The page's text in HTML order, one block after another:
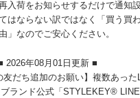
入荷をお知らせするだけで通知
はならない訳ではなく「買う買
」なのでご安心ください。
2026年08月01日更新 ■
友だち追加のお願い】複数あった
ランド公式「STYLEKEY®